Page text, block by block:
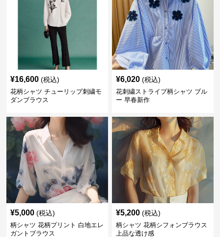
¥16,600 (税込)
花柄シャツ チューリップ刺繍モ
ダンブラウス
¥6,020 (税込)
花刺繍ストライプ柄シャツ ブル
ー 早春新作
¥5,000 (税込)
柄シャツ 花柄プリント 白地エレ
ガントブラウス
¥5,200 (税込)
柄シャツ 花柄シフォンブラウス
上品な透け感